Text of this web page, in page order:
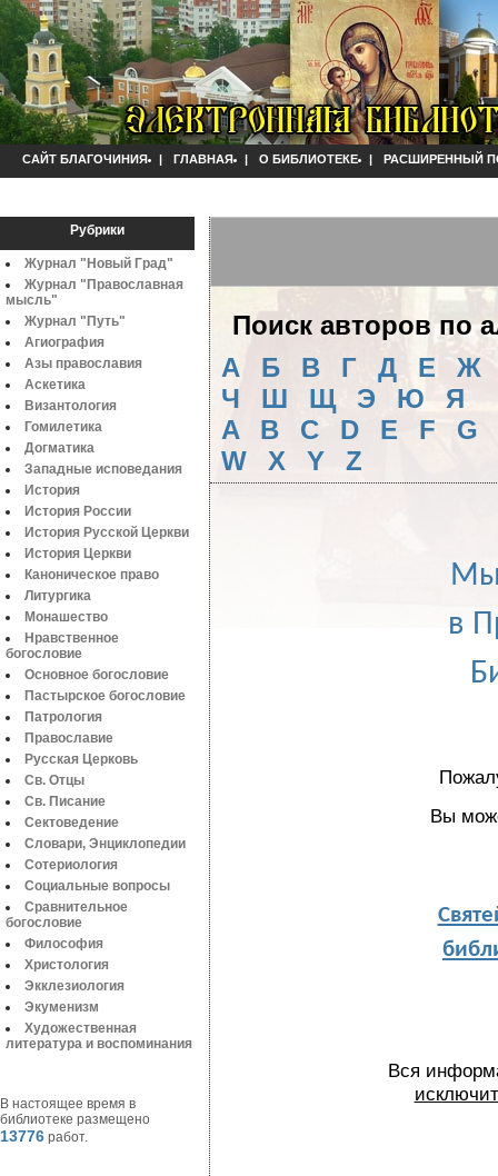
САЙТ БЛАГОЧИНИЯ | ГЛАВНАЯ | О БИБЛИОТЕКЕ | РАСШИРЕННЫЙ
Рубрики
Журнал "Новый Град"
Журнал "Православная
мысль"
Журнал "Путь"
Агиография
Азы православия
Аскетика
Византология
Гомилетика
Догматика
Западные исповедания
История
История России
История Русской Церкви
История Церкви
Каноническое право
Литургика
Монашество
Нравственное
богословие
Основное богословие
Пастырское богословие
Патрология
Православие
Русская Церковь
Св. Отцы
Св. Писание
Сектоведение
Словари, Энциклопедии
Сотериология
Социальные вопросы
Сравнительное
богословие
Философия
Христология
Экклезиология
Экуменизм
Художественная
литература и воспоминания
В настоящее время в
библиотеке размещено
13776 работ.
Поиск авторов по
А
Б B Г Д Е
Ж
Ч
Ш Щ Э Ю
Я
A
B C D E F
G
W
X Y Z
Мы
в
Вы
Вся